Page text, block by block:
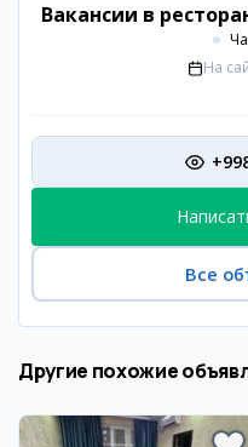
Вакансии в
На
Все
Другие похожие